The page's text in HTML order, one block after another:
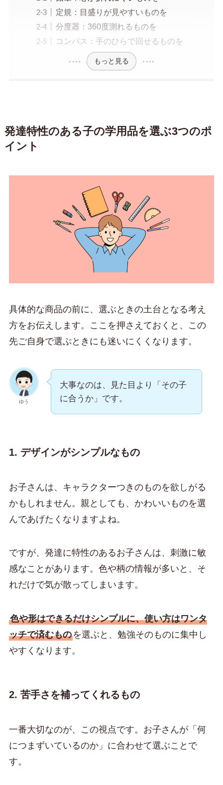
定規：目盛りが見やすいものを
分度器：360度測れるものを
コンパス：手のひらで回せるものを
もっと見る
発達特性のある子の学用品を選ぶ3つのポ
イント
具体的な商品の前に、選ぶときの土台となる考え
方をお伝えします。ここを押さえておくと、この
先ご自身で選ぶときにも迷いにくくなります。
ゆう
大事なのは、見た目より「その子
に合うか」です。
1. デザインがシンプルなもの
お子さんは、キャラクターつきのものを欲しがる
かもしれません。親としても、かわいいものを選
んであげたくなりますよね。
ですが、発達に特性のあるお子さんは、刺激に敏
感なことがあります。色や柄の情報が多いと、そ
れだけで気が散ってしまいます。
色や形はできるだけシンプルに、使い方はワンタ
ッチで済むものを選ぶと、勉強そのものに集中し
やすくなります。
2. 苦手さを補ってくれるもの
一番大切なのが、この視点です。お子さんが「何
につまずいているのか」に合わせて選ぶことで
す。